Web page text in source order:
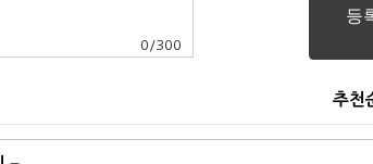
0 /300
추천